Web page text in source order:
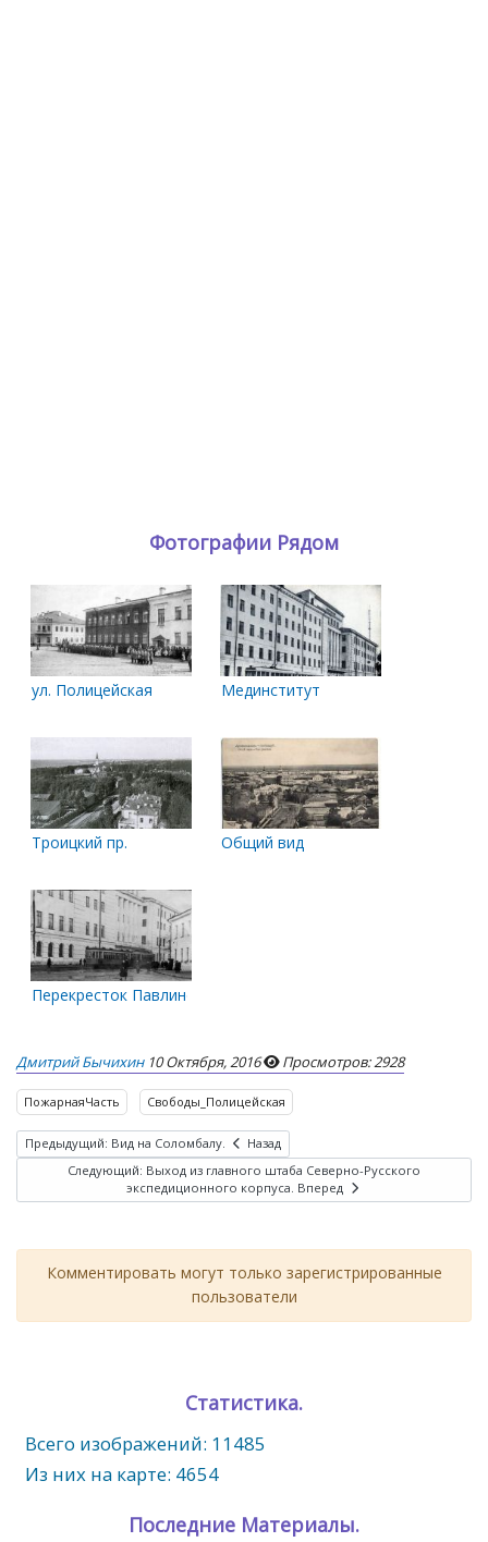
Фотографии Рядом
ул. Полицейская Мединститут
Троицкий пр. Общий вид
Перекресток Павлиновки и Свободы.
Дмитрий Бычихин 10 Октября, 2016 Просмотров: 2928
ПожарнаяЧасть Свободы_Полицейская
Предыдущий: Вид на Соломбалу.
Назад
Следующий: Выход из главного штаба Северно-Русского
экспедиционного корпуса. Вперед
Комментировать могут только зарегистрированные
пользователи
Статистика.
Всего изображений: 11485
Из них на карте: 4654
Последние Материалы.